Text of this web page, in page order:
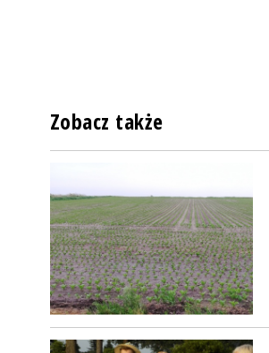
Zobacz także